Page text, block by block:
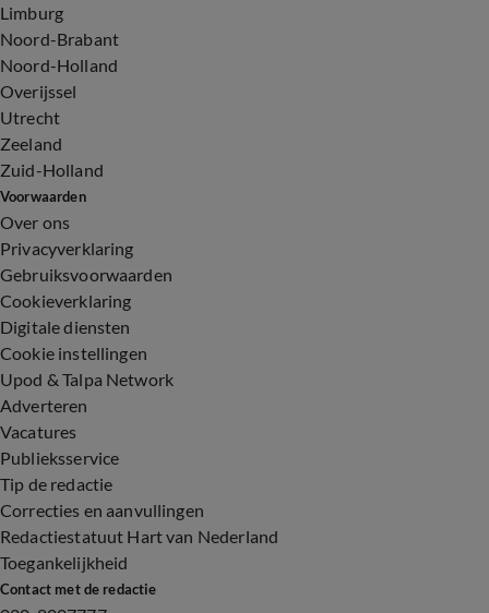
Limburg
Noord-Brabant
Noord-Holland
Overijssel
Utrecht
Zeeland
Zuid-Holland
Voorwaarden
Over ons
Privacyverklaring
Gebruiksvoorwaarden
Cookieverklaring
Digitale diensten
Cookie instellingen
Upod & Talpa Network
Adverteren
Vacatures
Publieksservice
Tip de redactie
Correcties en aanvullingen
Redactiestatuut Hart van Nederland
Toegankelijkheid
Contact met de redactie